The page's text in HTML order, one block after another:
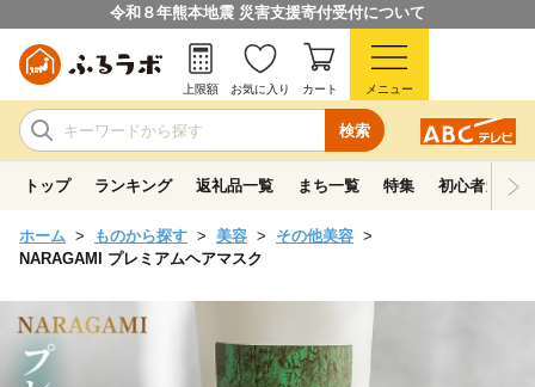
令和８年熊本地震 災害支援寄付受付について
検索
上限額 お気に入り カート メニュー
トップ ランキング 返礼品一覧 まち一覧 特集 初心者ガイド
ホーム ものから探す 美容
その他美容
NARAGAMI プレミアムヘアマスク